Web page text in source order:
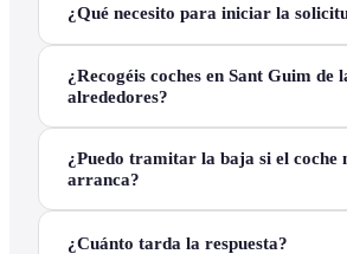
¿Qué necesito para iniciar la
¿Recogéis coches en Sant Guim de
alrededores?
¿Puedo tramitar la baja si el coche
arranca?
¿Cuánto tarda la respuesta?